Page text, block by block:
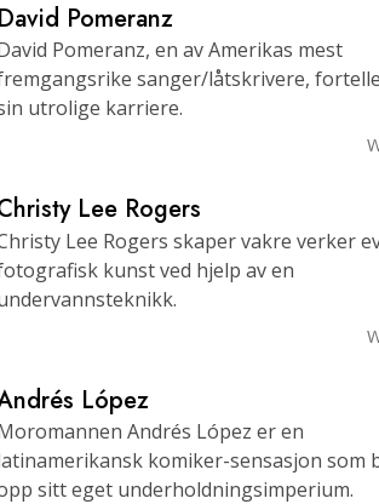
David Pomeranz
Pomeranz, en av Amerikas mest
sanger/låtskrivere,
utrolige karriere.
Lee Rogers
Lee Rogers skaper vakre verker
kunst ved hjelp av en
López
Andrés López er en
komiker-sensasjon som
sitt eget underholdningsimperium.